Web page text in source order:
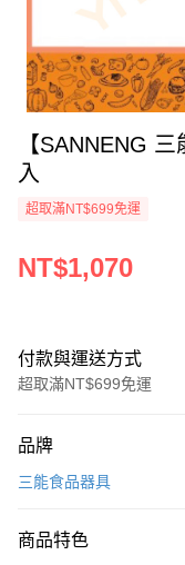
【SANNENG
入
超取滿NT$699免運
NT$1,070
付款與運送方式
超取滿NT$699免運
信用卡一次付款
運送方式
品牌
三能食品器具
商品特色